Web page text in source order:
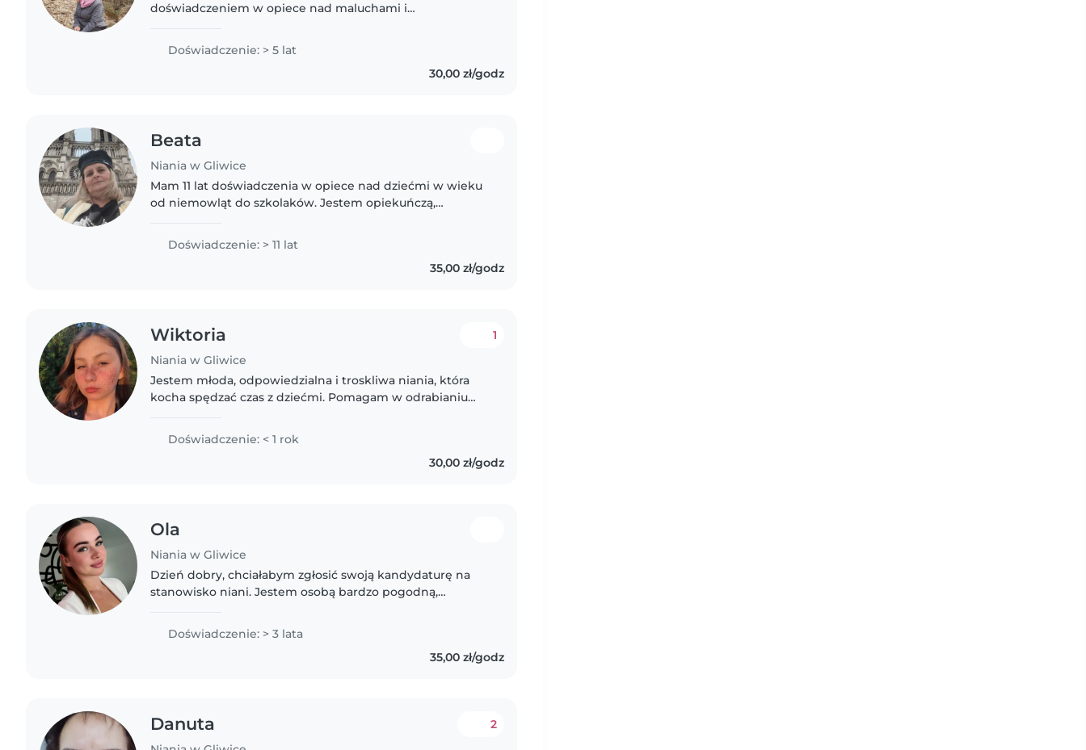
doświadczeniem w opiece nad maluchami i
pierwszej pomocy. Mówię po angielsku i polsku...
Doświadczenie: > 5 lat
30,00 zł/godz
Beata
Niania w Gliwice
Mam 11 lat doświadczenia w opiece nad dziećmi w wieku
od niemowląt do szkolaków. Jestem opiekuńczą,
muzykę i gry. Jestem gotowa..
Doświadczenie: > 11 lat
35,00 zł/godz
Wiktoria
Niania w Gliwice
1
Jestem młoda, odpowiedzialna i troskliwa niania, która
kocha spędzać czas z dziećmi. Pomagam w odrabianiu
zabawną towarzyszką, która..
Doświadczenie: < 1 rok
30,00 zł/godz
Ola
Niania w Gliwice
Dzień dobry, chciałabym zgłosić swoją kandydaturę na
stanowisko niani. Jestem osobą bardzo pogodną,
sprawia mi ogromną radość...
Doświadczenie: > 3 lata
35,00 zł/godz
Danuta 2